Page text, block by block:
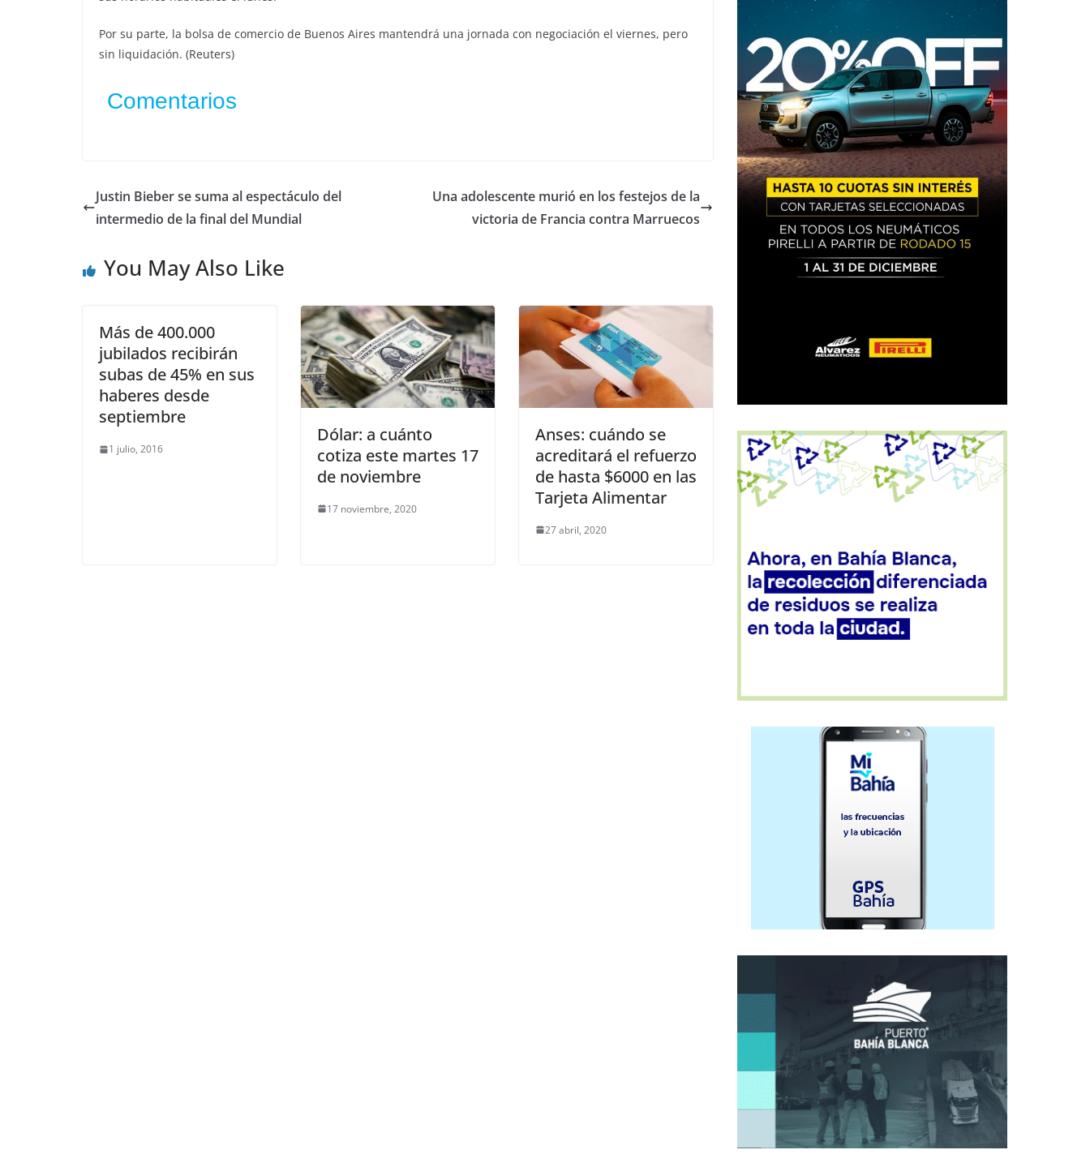
Por su parte, la bolsa de comercio de Buenos Aires mantendrá una jornada con negociación el viernes, pero
sin liquidación. (Reuters)
Comentarios
Justin Bieber se suma al espectáculo del
intermedio de la final del Mundial
Una adolescente murió en los festejos de la
victoria de Francia contra Marruecos
You May Also Like
Más de 400.000
jubilados recibirán
subas de 45% en sus
haberes desde
septiembre
1 julio, 2016
Dólar: a cuánto
cotiza este martes 17
de noviembre
17 noviembre, 2020
Anses: cuándo se
acreditará el refuerzo
de hasta $6000 en las
Tarjeta Alimentar
27 abril, 2020